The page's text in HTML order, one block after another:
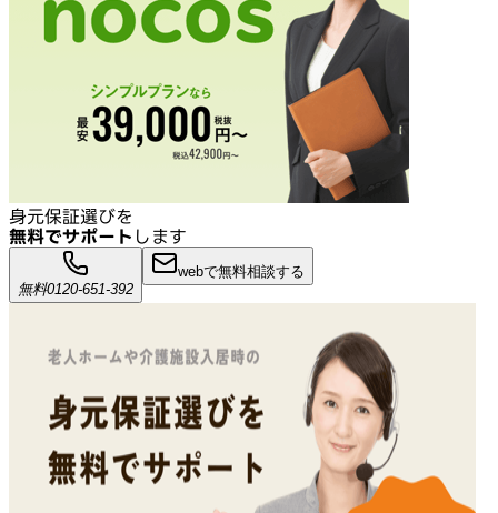
身元保証選びを
無料でサポート します
無料0120-651-392
webで無料相談する